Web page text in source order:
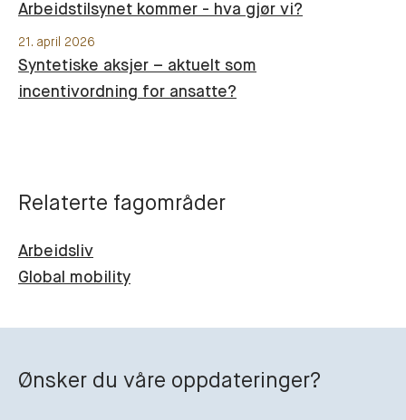
Arbeidstilsynet kommer - hva gjør vi?
21. april 2026
Syntetiske aksjer – aktuelt som
incentivordning for ansatte?
Relaterte fagområder
Arbeidsliv
Global mobility
Ønsker du våre oppdateringer?